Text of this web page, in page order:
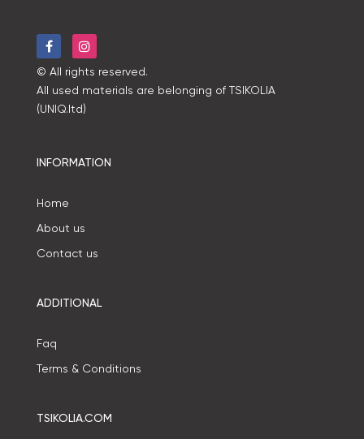
© All rights reserved.
All used materials are belonging of TSIKOLIA
(UNIQ.ltd)
INFORMATION
Home
About us
Contact us
ADDITIONAL
Faq
Terms & Conditions
TSIKOLIA.COM